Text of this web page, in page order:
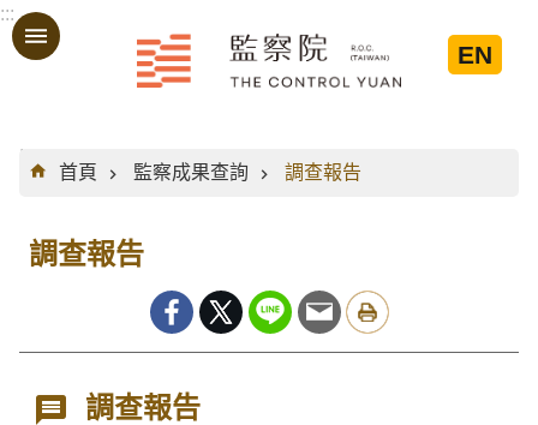
跳到主要內容區塊
:::
EN
:::
首頁
監察成果查詢 調查報告
調查報告
調查報告